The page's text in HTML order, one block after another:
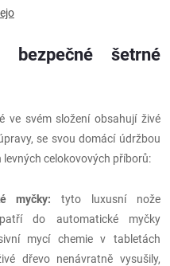
šetrné
ve svém složení obsahují živé
se svou domácí údržbou
celokovových příborů:
myčky: tyto luxusní nože
do automatické myčky
mycí chemie v tabletách
dřevo nenávratně vysušily,